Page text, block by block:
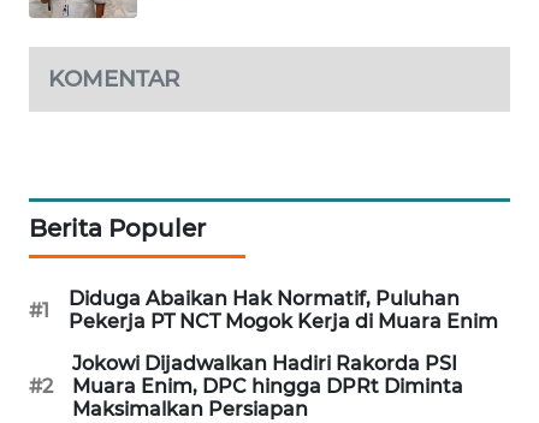
KOMENTAR
Berita Populer
#1
Diduga Abaikan Hak Normatif, Puluhan
Pekerja PT NCT Mogok Kerja di Muara Enim
#2
Jokowi Dijadwalkan Hadiri Rakorda PSI
Muara Enim, DPC hingga DPRt Diminta
Maksimalkan Persiapan
TAMBANG
NEWS
SITUNGIR
SIDIKALANG
NEWS
SIBARAGAS
NEWS
METRO
SIANTAR